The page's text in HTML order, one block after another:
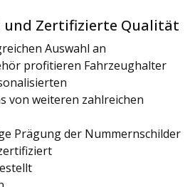
und Zertifizierte Qualität
Auswahl an
profitieren Fahrzeughalter
von weiteren zahlreichen
Prägung der Nummernschilder